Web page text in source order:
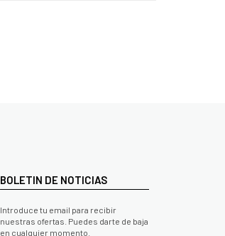
BOLETIN DE NOTICIAS
Introduce tu email para recibir
nuestras ofertas. Puedes darte de baja
en cualquier momento.